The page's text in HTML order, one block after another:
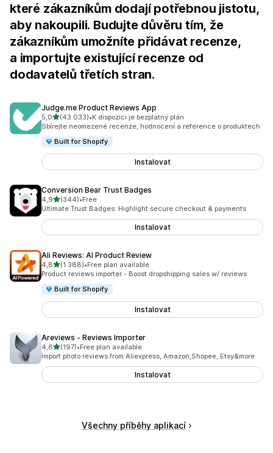
které zákazníkům dodají potřebnou jistotu,
aby nakoupili. Budujte důvěru tím, že
zákazníkům umožníte přidávat recenze,
a importujte existující recenze od
dodavatelů třetích stran.
Judge.me Product Reviews App
5,0z 5 hvězd
(43 033)
Celkový počet recenzí: 43033
•K dispozici je bezplatný plán
Sbírejte neomezené recenze, hodnocení a reference o produktech
Built for Shopify
Instalovat
Conversion Bear Trust Badges
4,9z 5 hvězd
(344)
Celkový počet recenzí: 344
•Free
Ultimate Trust Badges: Highlight secure checkout & payments
Instalovat
Ali Reviews: AI Product Review
4,8z 5 hvězd
(1 388)
Celkový počet recenzí: 1388
•Free plan available
Product reviews importer - Boost dropshipping sales w/ reviews
Built for Shopify
Instalovat
Areviews ‑ Reviews Importer
4,8z 5 hvězd
(197)
Celkový počet recenzí: 197
•Free plan available
Import photo reviews from Aliexpress, Amazon,Shopee, Etsy&more
Instalovat
Všechny příběhy aplikací